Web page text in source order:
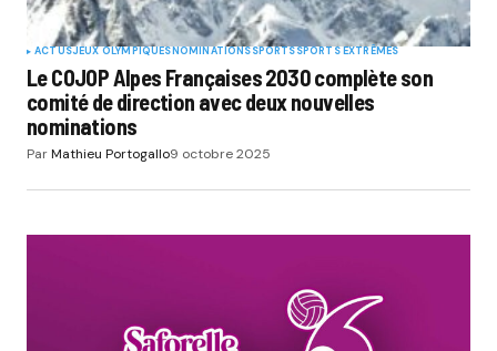
ACTUSJEUX OLYMPIQUES NOMINATIONSSPORTSSPORTS EXTRÊMES
Le COJOP Alpes Françaises 2030 complète son
comité de direction avec deux nouvelles
nominations
ParMathieu Portogallo9 octobre 2025